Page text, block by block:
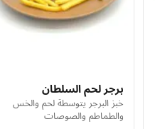
برجر لحم السلطان
خبز البرجر يتوسطة لحم والخس
والطماطم والصوصات